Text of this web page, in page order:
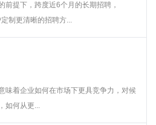
前提下，跨度近6个月的长期招聘，
制更清晰的招聘方...
味着企业如何在市场下更具竞争力，对候
如何从更...